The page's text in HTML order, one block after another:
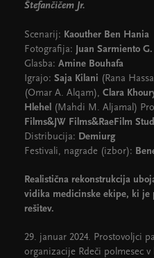
Štefančičem Jr.
Scenarij: Kaouther Ben Hania
Fotografija:
Juan Sarmiento G.
Glasba: Amine Bouhafa
Igrajo: Saja Kilani (Rana
(Omar A. Alqam), Clara
Hlehel (Mahdi M. Aljamal)
Films&JW Films&RaeFilm
Distribucija: Demiurg
Festivali, nagrade (izbor):
Realistična rekonstrukcija
vidika medicinske ekipe, ki je
rešitev.
29. januar 2024. Prostovoljci
organizacije Rdeči polmesec